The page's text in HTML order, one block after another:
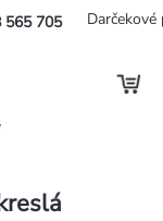
565 705 Darčekové